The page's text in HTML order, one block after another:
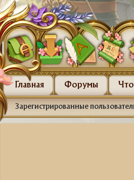
Главная Форумы
Зарегистрированные